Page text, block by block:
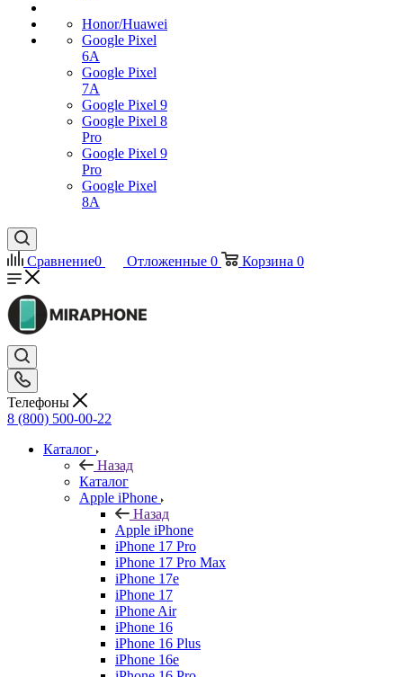
Honor/Huawei
Google Pixel
6A
Google Pixel
7А
Google Pixel 9
Google Pixel 8
Pro
Google Pixel 9
Pro
Google Pixel
8A
Сравнение0 Отложенные 0 Корзина 0
Телефоны
8 (800) 500-00-22
Каталог
Назад
Каталог
Apple iPhone
Назад
Apple iPhone
iPhone 17 Pro
iPhone 17 Pro Max
iPhone 17e
iPhone 17
iPhone Air
iPhone 16
iPhone 16 Plus
iPhone 16e